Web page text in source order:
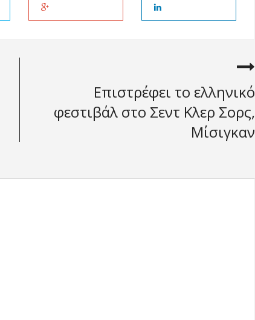
Επιστρέφει το ελληνικό
φεστιβάλ στο Σεντ Κλερ Σορς,
Μίσιγκαν